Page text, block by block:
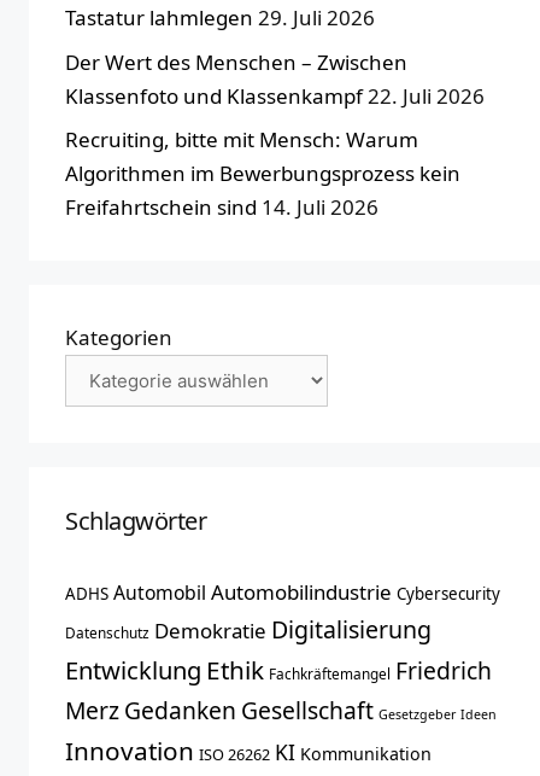
Tastatur lahmlegen 29. Juli 2026
Der Wert des Menschen – Zwischen
Klassenfoto und Klassenkampf22. Juli 2026
Recruiting, bitte mit Mensch: Warum
Algorithmen im Bewerbungsprozess kein
Freifahrtschein sind 14. Juli 2026
Kategorien
Schlagwörter
ADHS Automobil Automobilindustrie Cybersecurity
Datenschutz Demokratie Digitalisierung
Entwicklung Ethik Fachkräftemangel Friedrich
MerzGedanken Gesellschaft Gesetzgeber Ideen
Innovation ISO 26262 KI Kommunikation